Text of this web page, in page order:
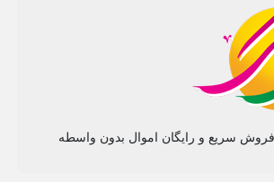
سریع و رایگان اموال بدون واسطه